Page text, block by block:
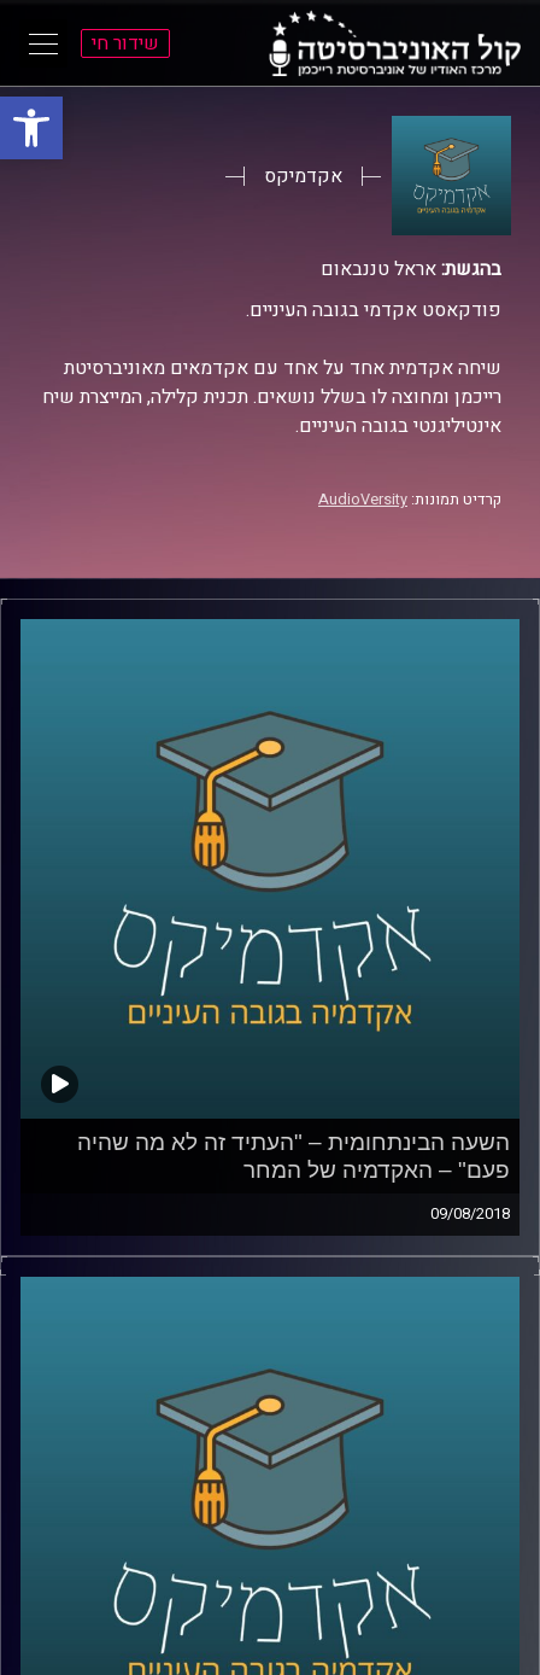
פתח
שידור חי
אקדמיקס
בהגשת:אראל טננבאום
פודקאסט אקדמי בגובה העיניים.
שיחה אקדמית אחד על אחד עם אקדמאים מאוניברסיטת
רייכמן ומחוצה לו בשלל נושאים. תכנית קלילה, המייצרת שיח
אינטיליגנטי בגובה העיניים.
קרדיט תמונות: AudioVersity
השעה הבינתחומית – "העתיד זה לא מה שהיה
פעם" – האקדמיה של המחר
09/08/2018
עשרות סטודנטים יושבים עם הלפטופים הפתוחים מול
המרצה באוניברסיטה, למראית עין ניתן לחשוב שהם מסכמים
המציאות הזו מקרוב, שבה שיטת הלימוד הקלאסית הולכת
ומאבדת מהרלוונטיות שלה, הקשב יורד וכך גם היכולת
להתעמק. הוא עומד על הסיכונים הקיימים בחברה המתחנכת
לרדידות ובורות, מפרט כיצד ניתן להתאים את שיטות הלימוד
למציאות של היום וגם מסביר מדוע הוא דווקא מתרגש
מהתקופה הנוכחית אותה הוא מזהה כרנסאנס של האקדמיה.
קרדיט תמונות:
AudioVersity